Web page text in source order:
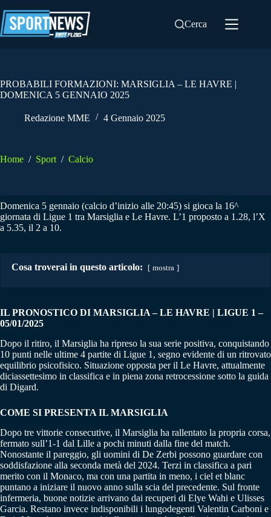
al
contenuto
Cerca
PROBABILI FORMAZIONI: MARSIGLIA – LE HAVRE |
DOMENICA 5 GENNAIO 2025
Redazione MME 4 Gennaio 2025
Home / Sport / Calcio
Domenica 5 gennaio (calcio d’inizio alle 20:45) si gioca la 16^
giornata di Ligue 1 tra Marsiglia e Le Havre. L’1 proposto a 1.28, l’X
a 5.35, il 2 a 10.
Cosa troverai in questo articolo: mostra
IL PRONOSTICO DI MARSIGLIA – LE HAVRE | LIGUE 1 –
05/01/2025
Dopo il ritiro, il Marsiglia ha ripreso la sua serie positiva, conquistando
10 punti nelle ultime 4 partite di Ligue 1, segno evidente di un ritrovato
equilibrio psicofisico. Situazione opposta per il Le Havre, attualmente
diciassettesimo in classifica e in piena zona retrocessione sotto la guida
di Digard.
COME SI PRESENTA IL MARSIGLIA
Dopo tre vittorie consecutive, il Marsiglia ha rallentato la propria corsa,
fermato sull’1-1 dal Lille a pochi minuti dalla fine del match.
Nonostante il pareggio, gli uomini di De Zerbi possono guardare con
soddisfazione alla seconda metà del 2024. Terzi in classifica a pari
merito con il Monaco, ma con una partita in meno, i ciel et blanc
puntano a iniziare il nuovo anno sulla scia del precedente. Sul fronte
infermeria, buone notizie arrivano dai recuperi di Elye Wahi e Ulisses
Garcia. Restano invece indisponibili i lungodegenti Valentin Carboni e